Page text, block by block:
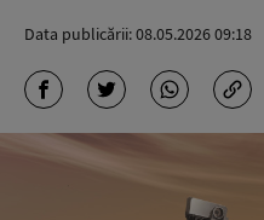
Data publicării:08.05.2026 09:18